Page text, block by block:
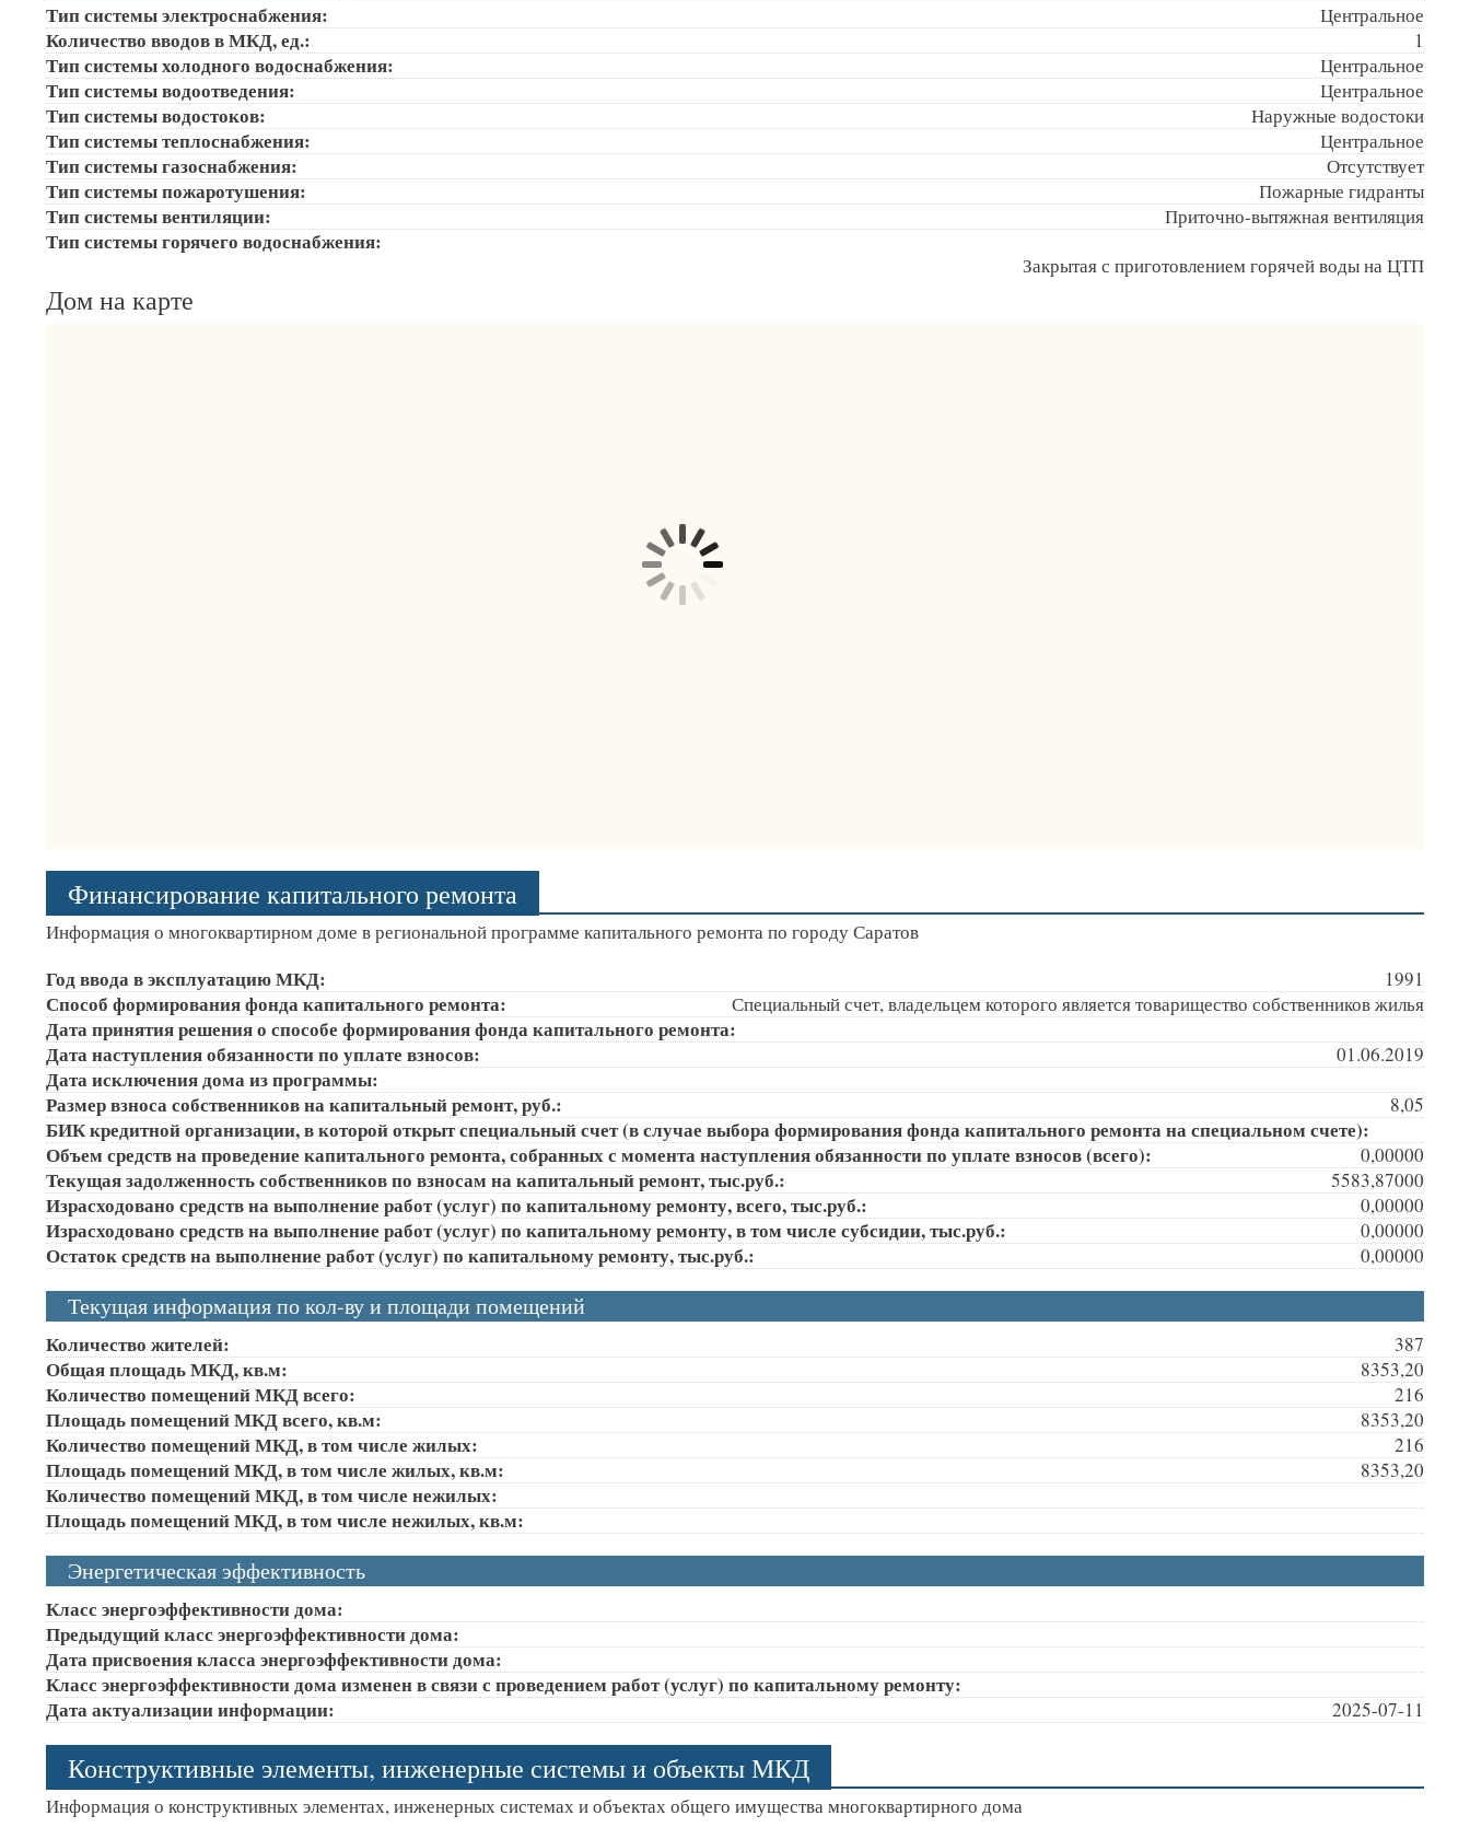
Тип системы электроснабжения: Центральное
Количество вводов в МКД, ед.: 1
Тип системы холодного водоснабжения: Центральное
Тип системы водоотведения: Центральное
Тип системы водостоков: Наружные водостоки
Тип системы теплоснабжения: Центральное
Тип системы газоснабжения: Отсутствует
Тип системы пожаротушения: Пожарные гидранты
Тип системы вентиляции: Приточно-вытяжная вентиляция
Тип системы горячего водоснабжения:
Закрытая с приготовлением горячей воды на ЦТП
Дом на карте
Финансирование капитального ремонта
Информация о многоквартирном доме в региональной программе капитального ремонта по городу Саратов
Год ввода в эксплуатацию МКД: 1991
Способ формирования фонда капитального ремонта: Специальный счет, владельцем которого является товарищество собственников жилья
Дата принятия решения о способе формирования фонда капитального ремонта:
Дата наступления обязанности по уплате взносов:
01.06.2019
Дата исключения дома из программы:
Размер взноса собственников на капитальный ремонт, руб.:
8,05
БИК кредитной организации, в которой открыт специальный счет (в случае выбора формирования фонда капитального ремонта на специальном счете):
Объем средств на проведение капитального ремонта, собранных с момента наступления обязанности по уплате взносов (всего):
0,00000
Текущая задолженность собственников по взносам на капитальный ремонт, тыс.руб.: 5583,87000
Израсходовано средств на выполнение работ (услуг) по капитальному ремонту, всего, тыс.руб.: 0,00000
Израсходовано средств на выполнение работ (услуг) по капитальному ремонту, в том числе субсидии, тыс.руб.: 0,00000
Остаток средств на выполнение работ (услуг) по капитальному ремонту, тыс.руб.: 0,00000
Текущая информация по кол-ву и площади помещений
Количество жителей: 387
Общая площадь МКД, кв.м: 8353,20
Количество помещений МКД всего: 216
Площадь помещений МКД всего, кв.м: 8353,20
Количество помещений МКД, в том числе жилых: 216
Площадь помещений МКД, в том числе жилых, кв.м: 8353,20
Количество помещений МКД, в том числе нежилых:
Площадь помещений МКД, в том числе нежилых, кв.м:
Энергетическая эффективность
Класс энергоэффективности дома:
Предыдущий класс энергоэффективности дома:
Дата присвоения класса энергоэффективности дома:
Класс энергоэффективности дома изменен в связи с проведением работ (услуг) по капитальному ремонту:
Дата актуализации информации:
2025-07-11
Конструктивные элементы, инженерные системы и объекты МКД
Информация о конструктивных элементах, инженерных системах и объектах общего имущества многоквартирного дома